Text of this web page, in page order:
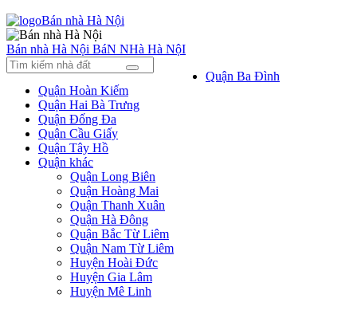
Bán nhà Hà Nội BáN NHà Hà NộI
Quận Ba Đình
Quận Hoàn Kiếm
Quận Hai Bà Trưng
Quận Đống Đa
Quận Cầu Giấy
Quận Tây Hồ
Quận khác
Quận Long Biên
Quận Hoàng Mai
Quận Thanh Xuân
Quận Hà Đông
Quận Bắc Từ Liêm
Quận Nam Từ Liêm
Huyện Hoài Đức
Huyện Gia Lâm
Huyện Mê Linh